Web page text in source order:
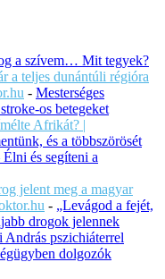
a szívem… Mit tegyek?
a teljes dunántúli régióra
- Mesterséges
os betegeket
Afrikát? |
és a többszörösét
és segíteni a
jelent meg a magyar
- „Levágod a fejét,
drogok jelennek
pszichiáterrel
dolgozók